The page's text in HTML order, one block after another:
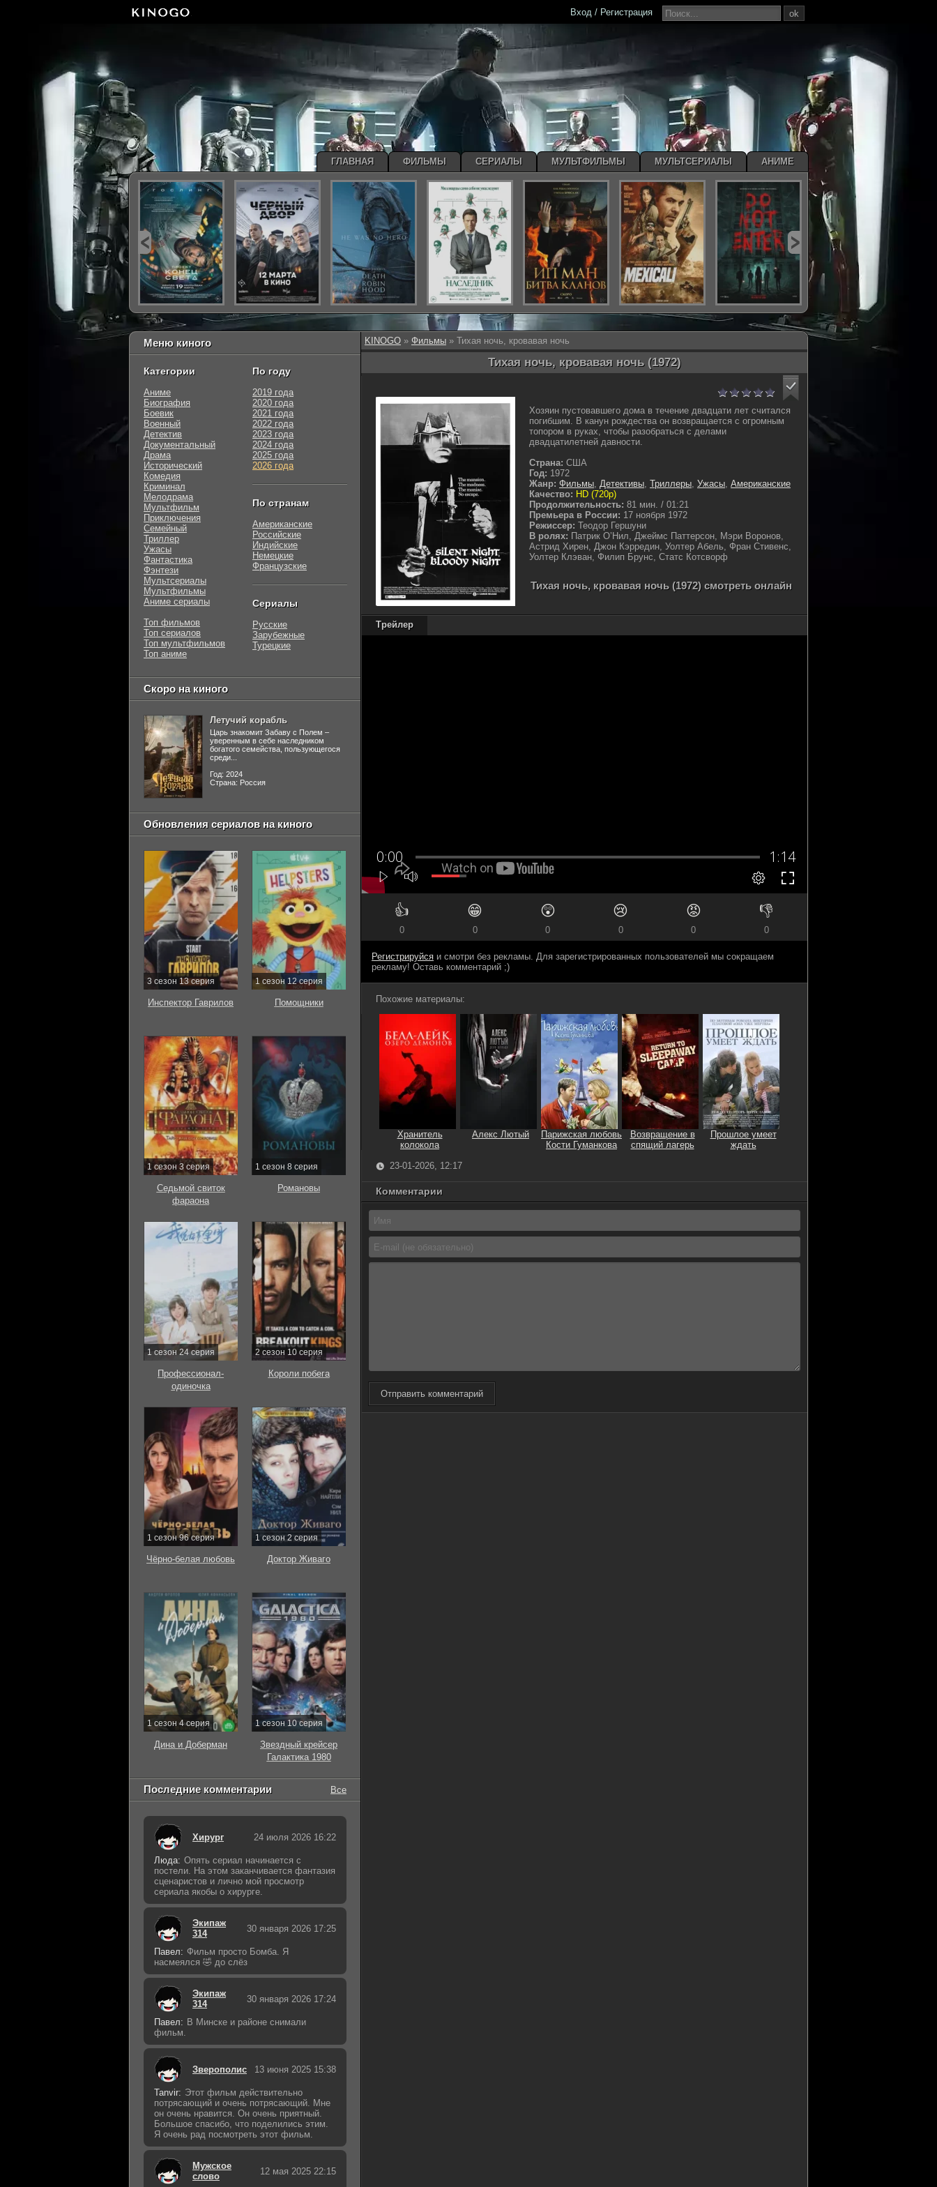
KINOGO » Фильмы » Тихая ночь, кровавая ночь
Тихая ночь, кровавая ночь (1972)
Хозяин пустовавшего дома в течение двадцати лет считался
погибшим. В канун рождества он возвращается с огромным
топором в руках, чтобы разобраться с делами
двадцатилетней давности.
Страна: США
Год: 1972
Жанр: Фильмы, Детективы, Триллеры, Ужасы, Американские
Качество: HD (720p)
Продолжительность: 81 мин. / 01:21
Премьера в России: 17 ноября 1972
Режиссер: Теодор Гершуни
В ролях: Патрик О’Нил, Джеймс Паттерсон, Мэри Воронов,
Астрид Хирен, Джон Кэрредин, Уолтер Абель, Фран Стивенс,
Уолтер Клэван, Филип Брунс, Статс Котсворф
Тихая ночь, кровавая ночь (1972) смотреть онлайн
Трейлер
👍
0
😁
0
😲
0
😢
0
😡
0
👎
0
Регистрируйся и смотри без рекламы. Для зарегистрированных пользователей мы сокращаем
рекламу! Оставь комментарий ;)
Похожие материалы:
Хранитель
колокола
Алекс Лютый
Парижская любовь
Кости Гуманкова
Возвращение в
спящий лагерь
Прошлое умеет
ждать
23-01-2026, 12:17
Комментарии
Отправить комментарий
Меню киного
Категории
Аниме
Биография
Боевик
Военный
Детектив
Документальный
Драма
Исторический
Комедия
Криминал
Мелодрама
Мультфильм
Приключения
Семейный
Триллер
Ужасы
Фантастика
Фэнтези
Мультсериалы
Мультфильмы
Аниме сериалы
Топ фильмов
Топ сериалов
Топ мультфильмов
Топ аниме
По году
2019 года
2020 года
2021 года
2022 года
2023 года
2024 года
2025 года
2026 года
По странам
Американские
Российские
Индийские
Немецкие
Французские
Сериалы
Русские
Зарубежные
Турецкие
Скоро на киного
Летучий корабль
Царь знакомит Забаву с Полем –
уверенным в себе наследником
богатого семейства, пользующегося
среди...
Год: 2024
Страна: Россия
Обновления сериалов на киного
3 сезон 13 серия
Инспектор Гаврилов
1 сезон 12 серия
Помощники
1 сезон 3 серия
Седьмой свиток
фараона
1 сезон 8 серия
Романовы
1 сезон 24 серия
Профессионал-
одиночка
2 сезон 10 серия
Короли побега
1 сезон 96 серия
Чёрно-белая любовь
1 сезон 2 серия
Доктор Живаго
1 сезон 4 серия
Дина и Доберман
1 сезон 10 серия
Звездный крейсер
Галактика 1980
Последние комментарии Все
Хирург 24 июля 2026 16:22
Люда: Опять сериал начинается с
постели. На этом заканчивается фантазия
сценаристов и лично мой просмотр
сериала якобы о хирурге.
Экипаж
314
30 января 2026 17:25
Павел: Фильм просто Бомба. Я
насмеялся 🤣 до слёз
Экипаж
314
30 января 2026 17:24
Павел: В Минске и районе снимали
фильм.
Зверополис 13 июня 2025 15:38
Tanvir: Этот фильм действительно
потрясающий и очень потрясающий. Мне
он очень нравится. Он очень приятный.
Большое спасибо, что поделились этим.
Я очень рад посмотреть этот фильм.
Мужское
слово
12 мая 2025 22:15
ok
Вход / Регистрация
ГЛАВНАЯ ФИЛЬМЫ СЕРИАЛЫ МУЛЬТФИЛЬМЫ МУЛЬТСЕРИАЛЫ АНИМЕ